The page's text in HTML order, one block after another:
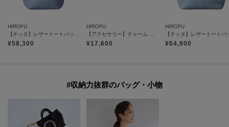
HIROFU
【チッタ】レザートートバッグ S 本革（商品番号：P25‐35550）
¥58,300
HIROFU
【アクセサリー】チャーム ポーチ レザー 本革（商品番号：P25－65612）
¥17,600
HIROFU
¥64,900
#収納力抜群のバッグ・小物